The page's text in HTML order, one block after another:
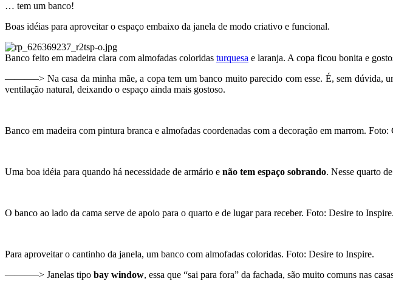
… tem um banco!
Boas idéias para aproveitar o espaço embaixo da janela de modo criativo e funcional.
Banco feito em madeira clara com almofadas coloridas turquesa e laranja. A copa ficou bonita e
———–> Na casa da minha mãe, a copa tem um banco muito parecido com esse. É, sem dúvida,
ventilação natural, deixando o espaço ainda mais gostoso.
Banco em madeira com pintura branca e almofadas coordenadas com a decoração em marrom. Foto:
Uma boa idéia para quando há necessidade de armário e não tem espaço sobrando. Nesse quarto
O banco ao lado da cama serve de apoio para o quarto e de lugar para receber. Foto: Desire to Inspire.
Para aproveitar o cantinho da janela, um banco com almofadas coloridas. Foto: Desire to Inspire.
———–> Janelas tipo bay window, essa que “sai para fora” da fachada, são muito comuns nas